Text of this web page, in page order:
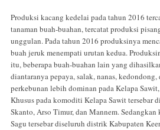
Produksi kacang kedelai pada tahun 2016
tanaman buah-buahan, tercatat produksi
unggulan. Pada tahun 2016 produksinya
buah jeruk menempati urutan kedua.
itu, beberapa buah-buahan lain yang
diantaranya pepaya, salak, nanas,
perkebunan lebih dominan pada Kelapa
Khusus pada komoditi Kelapa Sawit tersebar
Skanto, Arso Timur, dan Mannem.
Sagu tersebar diseluruh distrik Kabupaten